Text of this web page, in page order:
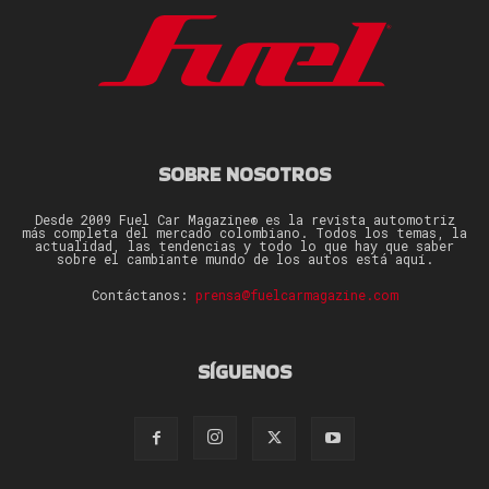
SOBRE NOSOTROS
Desde 2009 Fuel Car Magazine® es la revista automotriz
más completa del mercado colombiano. Todos los temas, la
actualidad, las tendencias y todo lo que hay que saber
sobre el cambiante mundo de los autos está aquí.
Contáctanos: prensa@fuelcarmagazine.com
SÍGUENOS